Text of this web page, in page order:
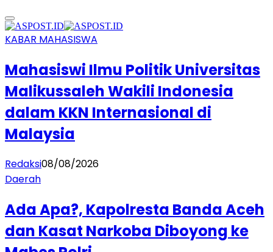
KABAR MAHASISWA
Mahasiswi Ilmu Politik Universitas
Malikussaleh Wakili Indonesia
dalam KKN Internasional di
Malaysia
Redaksi08/08/2026
Daerah
Ada Apa?, Kapolresta Banda Aceh
dan Kasat Narkoba Diboyong ke